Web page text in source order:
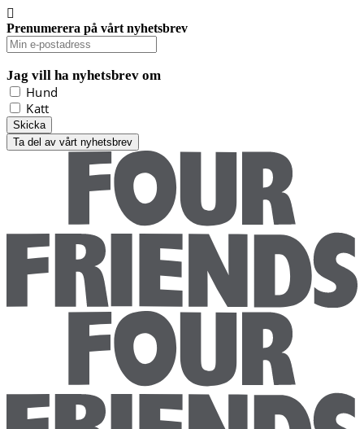
Prenumerera på vårt nyhetsbrev
Jag vill ha nyhetsbrev om
Hund
Katt
Ta del av vårt nyhetsbrev